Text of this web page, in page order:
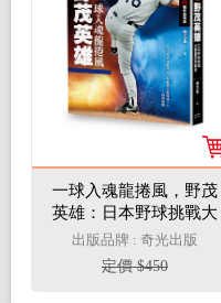
一球入魂龍捲風，野茂
英雄：日本野球挑戰大
聯盟的先驅者
出版品牌 : 奇光出版
定價 $450